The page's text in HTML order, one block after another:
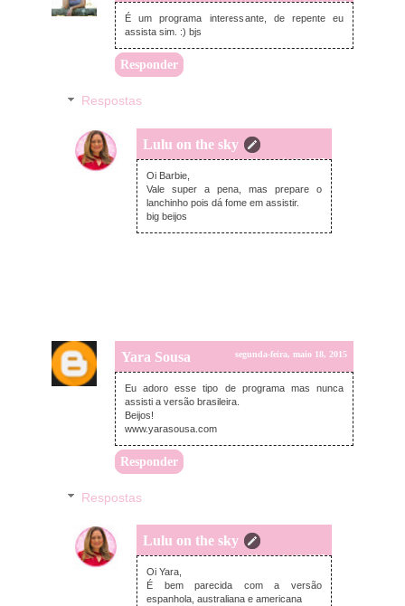
segunda-feira, maio 18, 2015
É um programa interessante, de repente eu
assista sim. :) bjs
Responder
Respostas
Lulu on the sky
terça-feira, maio 19, 2015
Oi Barbie,
Vale super a pena, mas prepare o
lanchinho pois dá fome em assistir.
big beijos
Yara Sousa segunda-feira, maio 18, 2015
Eu adoro esse tipo de programa mas nunca
assisti a versão brasileira.
Beijos!
www.yarasousa.com
Responder
Respostas
Lulu on the sky
terça-feira, maio 19, 2015
Oi Yara,
É bem parecida com a versão
espanhola, australiana e americana